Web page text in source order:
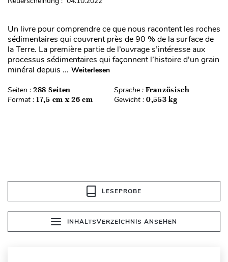
Un livre pour comprendre ce que nous racontent les roches
sédimentaires qui couvrent près de 90 % de la surface de
la Terre. La première partie de l’ouvrage s’intéresse aux
processus sédimentaires qui façonnent l’histoire d’un grain
minéral depuis ... Weiterlesen
Seiten : 288 Seiten Sprache : Französisch
Format : 17,5 cm x 26 cm Gewicht : 0,553 kg
LESEPROBE
INHALTSVERZEICHNIS ANSEHEN